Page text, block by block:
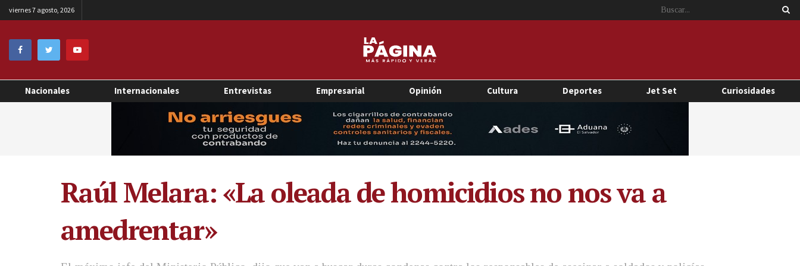
viernes 7 agosto, 2026
Nacionales Internacionales Entrevistas Empresarial Opinión Cultura Deportes Jet Set Curiosidades
Raúl Melara: «La oleada de homicidios no nos va a
amedrentar»